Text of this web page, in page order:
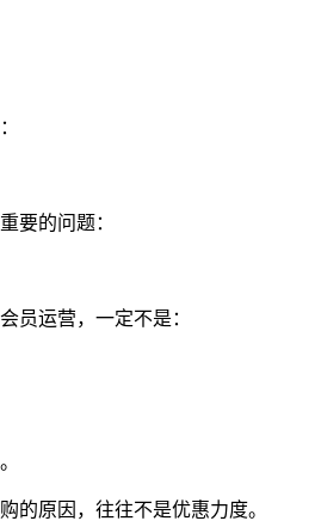
要的问题：
员运营，一定不是：
的原因，往往不是优惠力度。